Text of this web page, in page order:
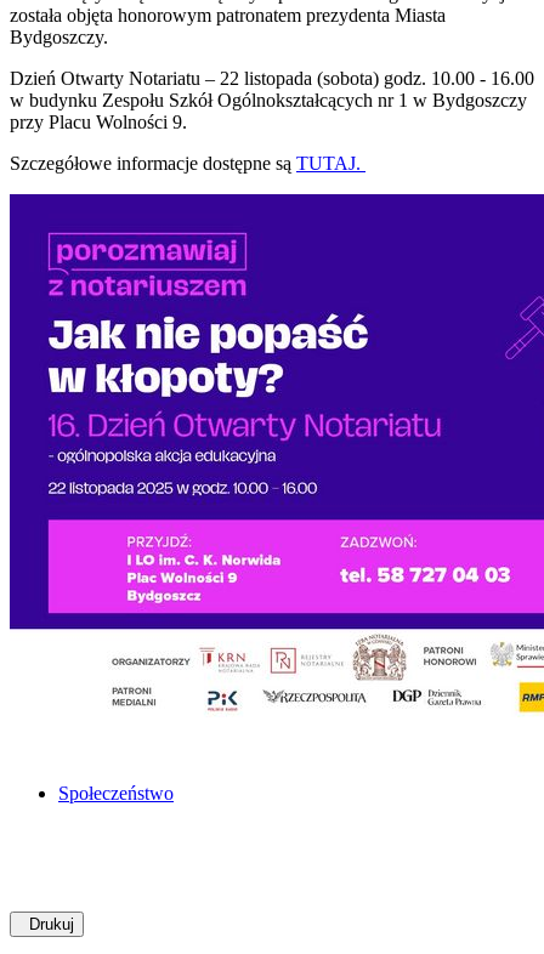
została objęta honorowym patronatem prezydenta Miasta
Bydgoszczy.
Dzień Otwarty Notariatu – 22 listopada (sobota) godz. 10.00 - 16.00
w budynku Zespołu Szkół Ogólnokształcących nr 1 w Bydgoszczy
przy Placu Wolności 9.
Szczegółowe informacje dostępne są TUTAJ.
Społeczeństwo
Drukuj